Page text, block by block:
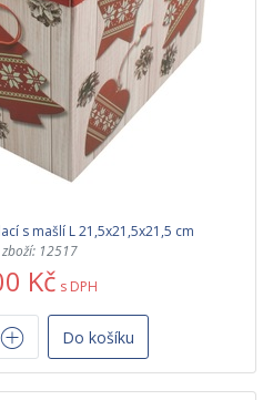
s mašlí L 21,5x21,5x21,5 cm
zboží: 12517
Kč s DPH
Do košíku